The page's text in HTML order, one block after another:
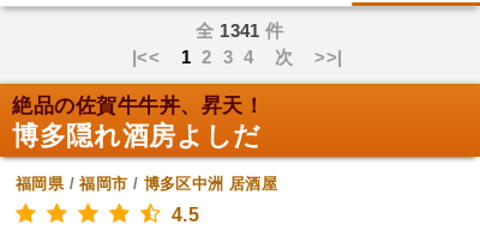
全 1341 件
|<< 12 3 4 次 >>|
絶品の佐賀牛牛丼、昇天！
博多隠れ酒房よしだ
福岡県/福岡市 / 博多区中洲 居酒屋
4.5